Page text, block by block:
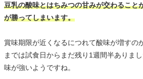
豆乳の酸味とはちみつの甘みが交わること
が勝ってしまいます。
賞味期限が近くなるにつれて酸味が増すの
までは試食日からまだ残り1週間半ありま
味が強いようですね。